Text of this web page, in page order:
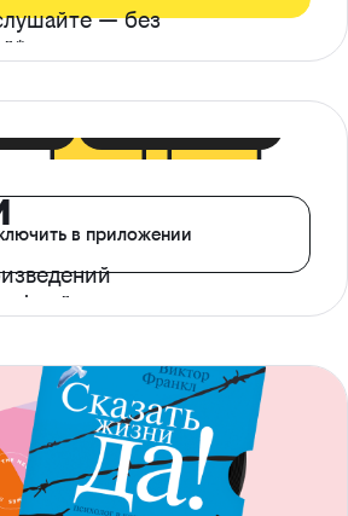
— без
в приложении